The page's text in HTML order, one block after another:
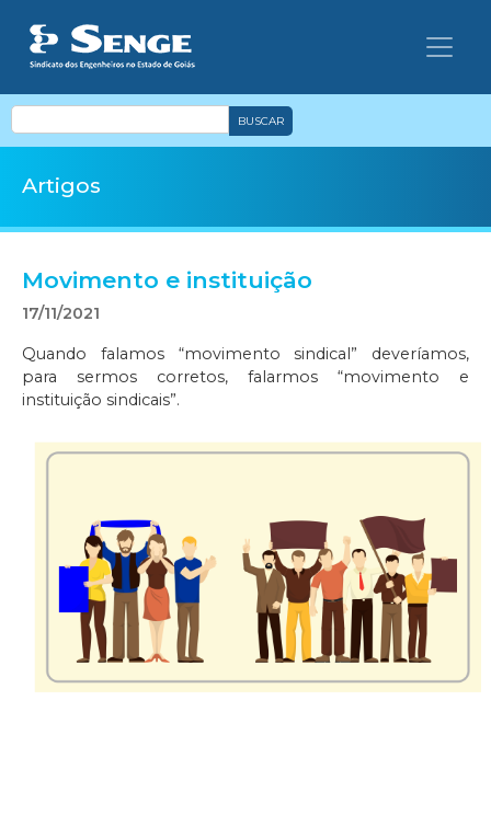
BUSCAR
Artigos
Movimento e instituição
17/11/2021
Quando falamos “movimento sindical” deveríamos,
para sermos corretos, falarmos “movimento e
instituição sindicais”.